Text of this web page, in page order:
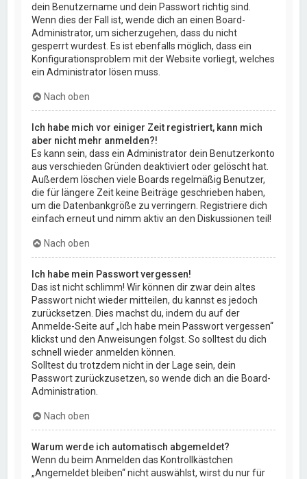
dein Benutzername und dein Passwort richtig sind.
Wenn dies der Fall ist, wende dich an einen Board-
Administrator, um sicherzugehen, dass du nicht
gesperrt wurdest. Es ist ebenfalls möglich, dass ein
Konfigurationsproblem mit der Website vorliegt, welches
ein Administrator lösen muss.
Nach oben
Ich habe mich vor einiger Zeit registriert, kann mich
aber nicht mehr anmelden?!
Es kann sein, dass ein Administrator dein Benutzerkonto
aus verschieden Gründen deaktiviert oder gelöscht hat.
Außerdem löschen viele Boards regelmäßig Benutzer,
die für längere Zeit keine Beiträge geschrieben haben,
um die Datenbankgröße zu verringern. Registriere dich
einfach erneut und nimm aktiv an den Diskussionen teil!
Nach oben
Ich habe mein Passwort vergessen!
Das ist nicht schlimm! Wir können dir zwar dein altes
Passwort nicht wieder mitteilen, du kannst es jedoch
zurücksetzen. Dies machst du, indem du auf der
Anmelde-Seite auf „Ich habe mein Passwort vergessen“
klickst und den Anweisungen folgst. So solltest du dich
schnell wieder anmelden können.
Solltest du trotzdem nicht in der Lage sein, dein
Passwort zurückzusetzen, so wende dich an die Board-
Administration.
Nach oben
Warum werde ich automatisch abgemeldet?
Wenn du beim Anmelden das Kontrollkästchen
„Angemeldet bleiben“ nicht auswählst, wirst du nur für